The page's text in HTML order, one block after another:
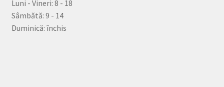
Luni - Vineri: 8 - 18
Sâmbătă: 9 - 14
Duminică: închis